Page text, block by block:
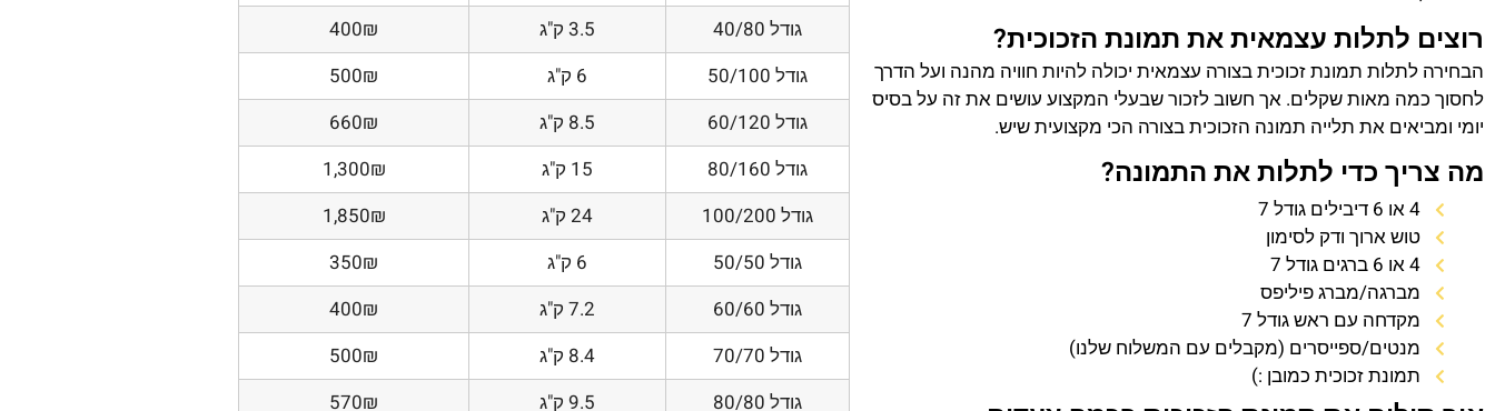
רוצים לתלות עצמאית את תמונת הזכוכית?
הבחירה לתלות תמונת זכוכית בצורה עצמאית יכולה להיות חוויה מהנה ועל הדרך
לחסוך כמה מאות שקלים. אך חשוב לזכור שבעלי המקצוע עושים את זה על בסיס
יומי ומביאים את תלייה תמונה הזכוכית בצורה הכי מקצועית שיש.
מה צריך כדי לתלות את התמונה?
4 או 6 דיבילים גודל 7
טוש ארוך ודק לסימון
4 או 6 ברגים גודל 7
מברגה/מברג פיליפס
מקדחה עם ראש גודל 7
מנטים/ספייסרים (מקבלים עם המשלוח שלנו)
תמונת זכוכית כמובן :)
גודל 40/80
3.5 ק"ג
400₪
גודל 50/100
6 ק"ג
500₪
גודל 60/120
8.5 ק"ג
660₪
גודל 80/160
15 ק"ג
1,300₪
גודל 100/200
24 ק"ג
1,850₪
גודל 50/50
6 ק"ג
350₪
גודל 60/60
7.2 ק"ג
400₪
גודל 70/70
8.4 ק"ג
500₪
גודל 80/80
9.5 ק"ג 570₪